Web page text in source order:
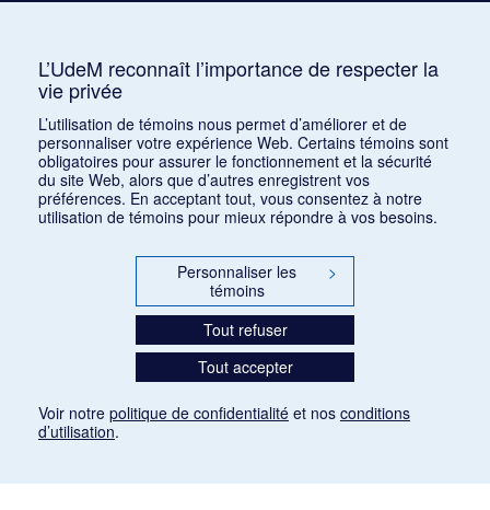
L’UdeM reconnaît l’importance de respecter la
vie privée
L’utilisation de témoins nous permet d’améliorer et de
personnaliser votre expérience Web. Certains témoins sont
obligatoires pour assurer le fonctionnement et la sécurité
du site Web, alors que d’autres enregistrent vos
préférences. En acceptant tout, vous consentez à notre
utilisation de témoins pour mieux répondre à vos besoins.
Personnaliser les
témoins
>
Tout refuser
Tout accepter
Voir notre politique de confidentialité et nos conditions
d’utilisation.